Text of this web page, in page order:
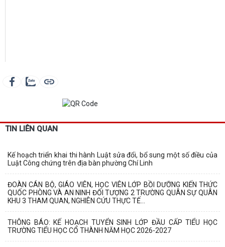
TIN LIÊN QUAN
Kế hoạch triển khai thi hành Luật sửa đổi, bổ sung một số điều của
Luật Công chứng trên địa bàn phường Chí Linh
ĐOÀN CÁN BỘ, GIÁO VIÊN, HỌC VIÊN LỚP BỒI DƯỠNG KIẾN THỨC
QUỐC PHÒNG VÀ AN NINH ĐỐI TƯỢNG 2 TRƯỜNG QUÂN SỰ QUÂN
KHU 3 THAM QUAN, NGHIÊN CỨU THỰC TẾ...
THÔNG BÁO: KẾ HOẠCH TUYỂN SINH LỚP ĐẦU CẤP TIỂU HỌC
TRƯỜNG TIỂU HỌC CỔ THÀNH NĂM HỌC 2026-2027